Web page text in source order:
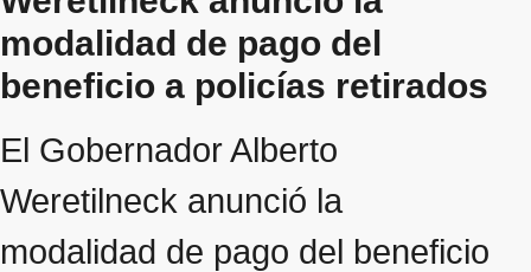
modalidad de pago del
beneficio a policías retirados
El Gobernador Alberto
Weretilneck anunció la
modalidad de pago del beneficio